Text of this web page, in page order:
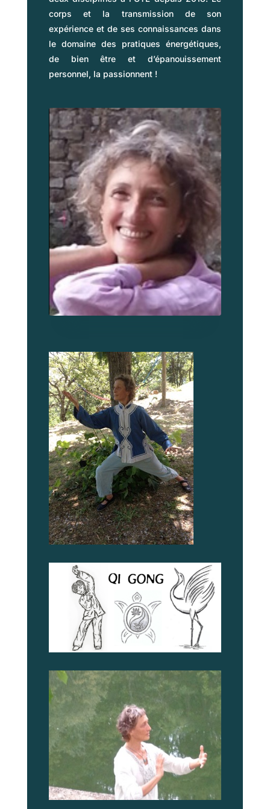
corps et la transmission de son
expérience et de ses connaissances dans
le domaine des pratiques énergétiques,
de bien être et d’épanouissement
personnel, la passionnent !